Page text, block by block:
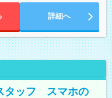
詳細へ
タッフ スマホの